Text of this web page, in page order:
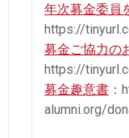
年次募金委員
https://
募金ご協力の
https://
募金趣意書
alumni.org/